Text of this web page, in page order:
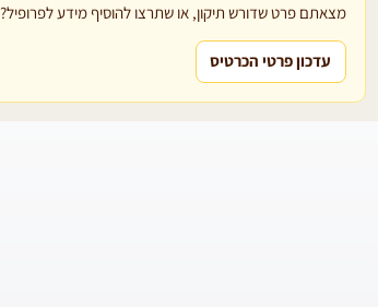
מצאתם פרט שדורש תיקון, או שתרצו להוסיף מידע לפרופיל?
עדכון פרטי הכרטיס